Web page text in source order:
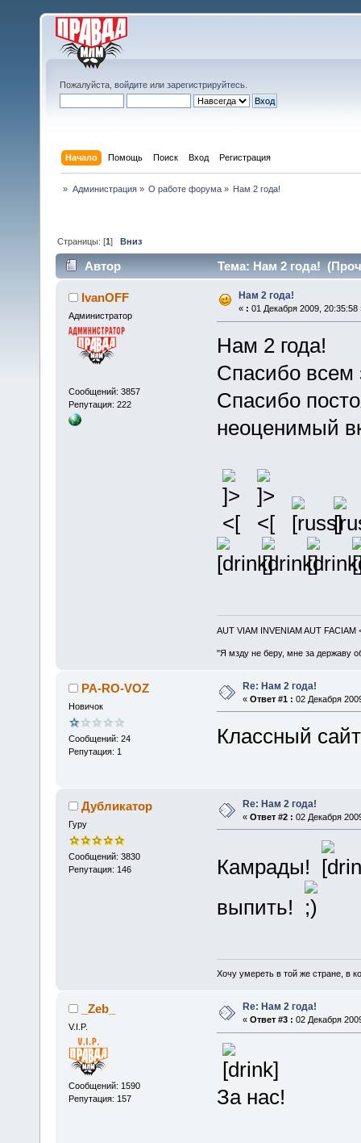
Пожалуйста, войдите или зарегистрируйтесь
Начало Помощь Поиск Вход Регистрация
» Администрация» О работе форума» Нам 2 года!
Страницы: [1]Вниз
Автор Тема: Нам 2 года!
IvanOFF
Администратор
Сообщений: 3857
Репутация: 222
Нам 2 года!
« : 01 Декабря 2009, 20:35:58
Нам 2 года!
Спасибо всем
Спасибо
неоценимый
AUT VIAM INVENIAM AUT FACIAM
"Я мзду не беру, мне за державу
PA-RO-VOZ
Новичок
Сообщений: 24
Репутация: 1
Re: Нам 2 года!
« Ответ #1 : 02 Декабря
Классный
Дубликатор
Гуру
Сообщений: 3830
Репутация: 146
Re: Нам 2 года!
« Ответ #2 : 02 Декабря
Камрады!
выпить!
Хочу умереть в той же стране, в
_Zeb_
V.I.P.
Сообщений: 1590
Репутация: 157
Re: Нам 2 года!
« Ответ #3 : 02 Декабря
За нас!